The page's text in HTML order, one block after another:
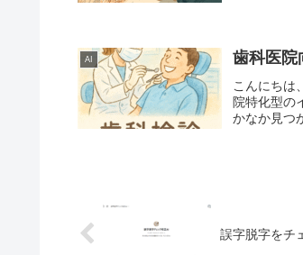
AI 歯科医院
こんにちは
院特化型の
かなか見つ
誤字脱字をチ